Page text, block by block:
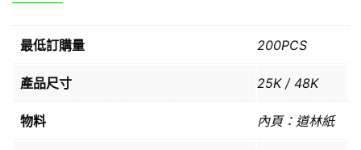
最低訂購量 200PCS
產品尺寸 25K / 48K
物料 內頁：道林紙